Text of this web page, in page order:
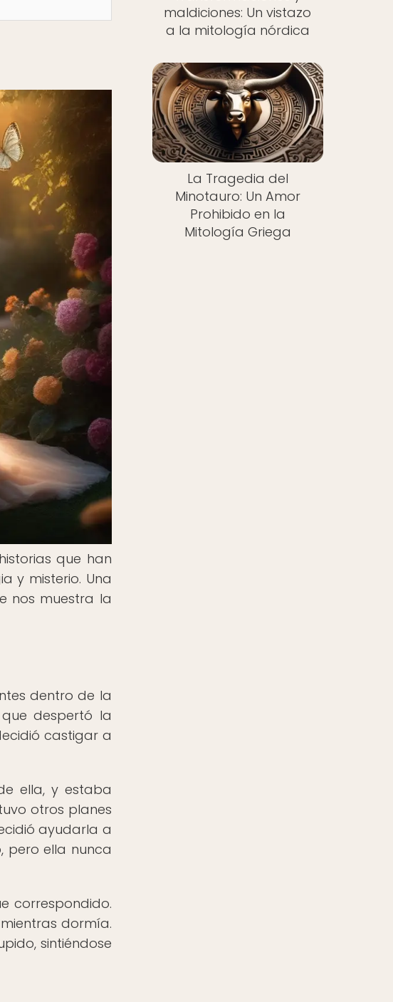
que han
y misterio. Una
nos muestra la
dentro de la
despertó la
castigar a
ella, y estaba
otros planes
ayudarla a
pero ella nunca
correspondido.
dormía.
sintiéndose
maldiciones: Un vistazo
a la mitología nórdica
La Tragedia del
Minotauro: Un Amor
Prohibido en la
Mitología Griega